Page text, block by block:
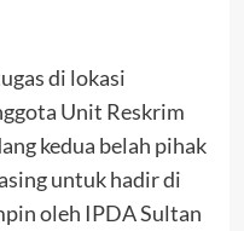
di lokasi
Unit Reskrim
kedua belah pihak
untuk hadir di
oleh IPDA Sultan